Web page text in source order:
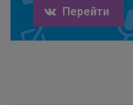
Перейти